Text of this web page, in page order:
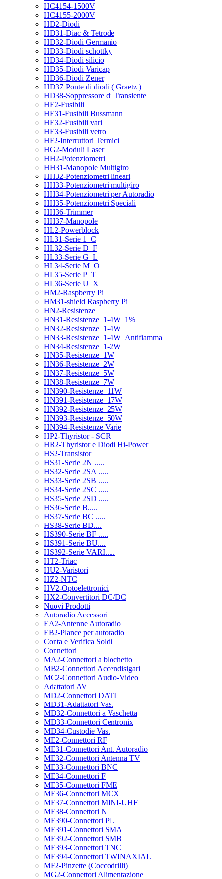
HC4154-1500V
HC4155-2000V
HD2-Diodi
HD31-Diac & Tetrode
HD32-Diodi Germanio
HD33-Diodi schottky
HD34-Diodi silicio
HD35-Diodi Varicap
HD36-Diodi Zener
HD37-Ponte di diodi ( Graetz )
HD38-Soppressore di Transiente
HE2-Fusibili
HE31-Fusibili Bussmann
HE32-Fusibili vari
HE33-Fusibili vetro
HF2-Interruttori Termici
HG2-Moduli Laser
HH2-Potenziometri
HH31-Manopole Multigiro
HH32-Potenziometri lineari
HH33-Potenziometri multigiro
HH34-Potenziometri per Autoradio
HH35-Potenziometri Speciali
HH36-Trimmer
HH37-Manopole
HL2-Powerblock
HL31-Serie 1_C
HL32-Serie D_F
HL33-Serie G_L
HL34-Serie M_O
HL35-Serie P_T
HL36-Serie U_X
HM2-Raspberry Pi
HM31-shield Raspberry Pi
HN2-Resistenze
HN31-Resistenze_1-4W_1%
HN32-Resistenze_1-4W
HN33-Resistenze_1-4W_Antifiamma
HN34-Resistenze_1-2W
HN35-Resistenze_1W
HN36-Resistenze_2W
HN37-Resistenze_5W
HN38-Resistenze_7W
HN390-Resistenze_11W
HN391-Resistenze_17W
HN392-Resistenze_25W
HN393-Resistenze_50W
HN394-Resistenze Varie
HP2-Thyristor - SCR
HR2-Thyristor e Diodi Hi-Power
HS2-Transistor
HS31-Serie 2N .....
HS32-Serie 2SA .....
HS33-Serie 2SB .....
HS34-Serie 2SC .....
HS35-Serie 2SD .....
HS36-Serie B.....
HS37-Serie BC .....
HS38-Serie BD....
HS390-Serie BF .....
HS391-Serie BU....
HS392-Serie VARI.....
HT2-Triac
HU2-Varistori
HZ2-NTC
HV2-Optoelettronici
HX2-Convertitori DC/DC
Nuovi Prodotti
Autoradio Accessori
EA2-Antenne Autoradio
EB2-Plance per autoradio
Conta e Verifica Soldi
Connettori
MA2-Connettori a blochetto
MB2-Connettori Accendisigari
MC2-Connettori Audio-Video
Adattatori AV
MD2-Connettori DATI
MD31-Adattatori Vas.
MD32-Connettori a Vaschetta
MD33-Connettori Centronix
MD34-Custodie Vas.
ME2-Connettori RF
ME31-Connettori Ant. Autoradio
ME32-Connettori Antenna TV
ME33-Connettori BNC
ME34-Connettori F
ME35-Connettori FME
ME36-Connettori MCX
ME37-Connettori MINI-UHF
ME38-Connettori N
ME390-Connettori PL
ME391-Connettori SMA
ME392-Connettori SMB
ME393-Connettori TNC
ME394-Connettori TWINAXIAL
MF2-Pinzette (Coccodrilli)
MG2-Connettori Alimentazione